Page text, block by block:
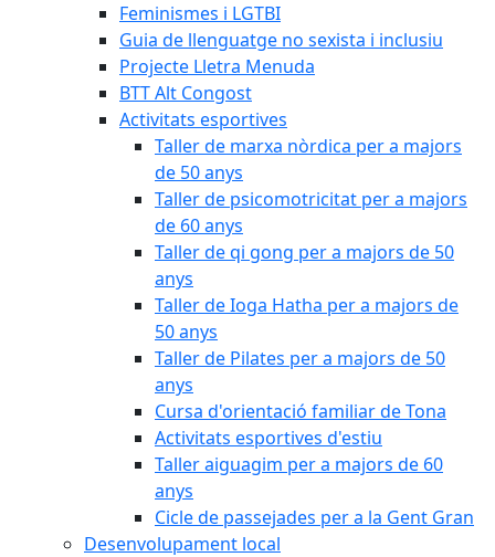
Feminismes i LGTBI
Guia de llenguatge no sexista i inclusiu
Projecte Lletra Menuda
BTT Alt Congost
Activitats esportives
Taller de marxa nòrdica per a majors
de 50 anys
Taller de psicomotricitat per a majors
de 60 anys
Taller de qi gong per a majors de 50
anys
Taller de Ioga Hatha per a majors de
50 anys
Taller de Pilates per a majors de 50
anys
Cursa d'orientació familiar de Tona
Activitats esportives d'estiu
Taller aiguagim per a majors de 60
anys
Cicle de passejades per a la Gent Gran
Desenvolupament local